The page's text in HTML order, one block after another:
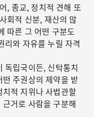
, 종교, 정치적 견해 또
회적 신분, 재산의 많
따른 그 어떤 구분도
리와 자유를 누릴 자격
독립국이든, 신탁통치
주권상의 제약을 받
적 지위나 사법관할
거로 사람을 구분해